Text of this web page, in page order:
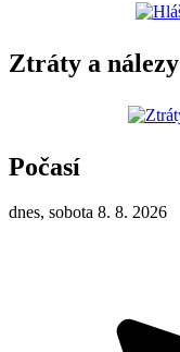
Ztráty a nálezy
Počasí
dnes, sobota 8. 8. 2026